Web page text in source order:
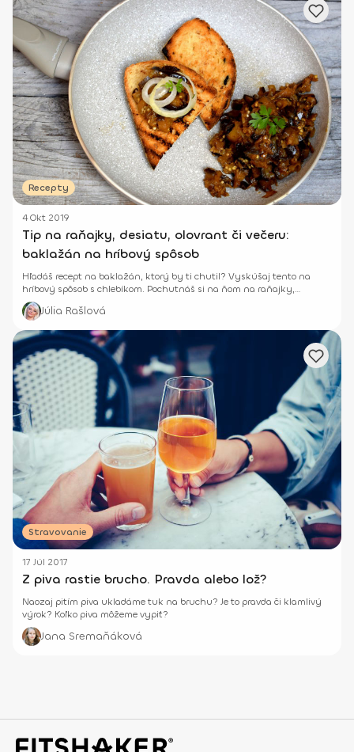
Recepty
4 Okt 2019
Tip na raňajky, desiatu, olovrant či večeru:
baklažán na hríbový spôsob
Hľadáš recept na baklažán, ktorý by ti chutil? Vyskúšaj tento na
hríbový spôsob s chlebíkom. Pochutnáš si na ňom na raňajky,
desiatu, olovrant či na večeru.
Júlia Rašlová
Stravovanie
17 Júl 2017
Z piva rastie brucho. Pravda alebo lož?
Naozaj pitím piva ukladáme tuk na bruchu? Je to pravda či klamlivý
výrok? Koľko piva môžeme vypiť?
Jana Sremaňáková